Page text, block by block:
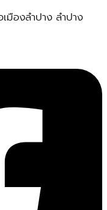
มืองลำปาง ลำปาง